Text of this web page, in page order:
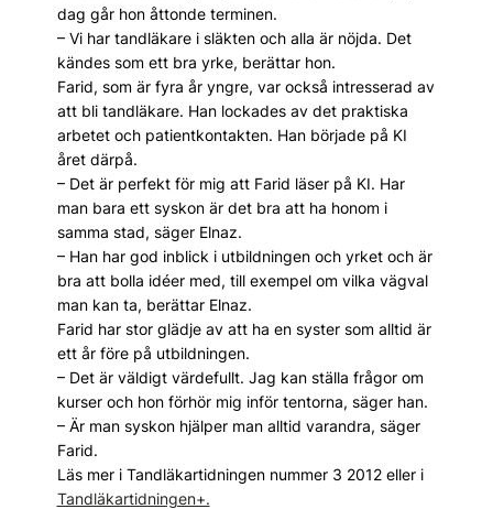
dag går hon åttonde terminen.
– Vi har tandläkare i släkten och alla är nöjda. Det
kändes som ett bra yrke, berättar hon.
Farid, som är fyra år yngre, var också intresserad av
att bli tandläkare. Han lockades av det praktiska
arbetet och patientkontakten. Han började på KI
året därpå.
– Det är perfekt för mig att Farid läser på KI. Har
man bara ett syskon är det bra att ha honom i
samma stad, säger Elnaz.
– Han har god inblick i utbildningen och yrket och är
bra att bolla idéer med, till exempel om vilka vägval
man kan ta, berättar Elnaz.
Farid har stor glädje av att ha en syster som alltid är
ett år före på utbildningen.
– Det är väldigt värdefullt. Jag kan ställa frågor om
kurser och hon förhör mig inför tentorna, säger han.
– Är man syskon hjälper man alltid varandra, säger
Farid.
Läs mer i Tandläkartidningen nummer 3 2012 eller i
Tandläkartidningen+.